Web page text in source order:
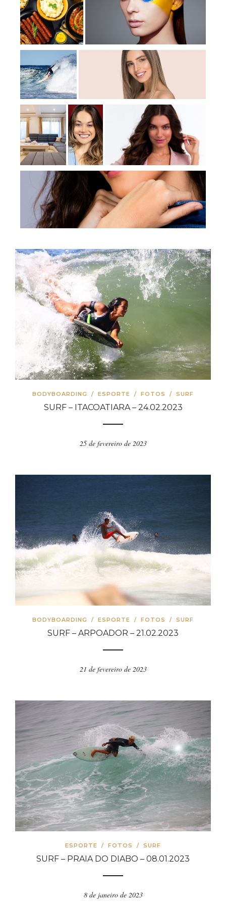
RESTAURANT
E
Gastronomia
Retratos
SURF -
ARMANDO
CABEÇA
Esportes
ANA LUIZA
Retratos
APARTAM
ENTO NO
BAIRRO
LEBLON
Imóveis
LAURA
REIMA
NN
Retratos
PRISCILA BOUIR -
PORTIFÓLIO 01
Retratos
PALOMA CHEDIAK
Retratos
BODYBOARDING / ESPORTE FOTOS /
SURF – ITACOATIARA – 24.02.2023
25 de fevereiro de 2023
BODYBOARDING/ ESPORTE/ FOTOS / SURF
SURF – ARPOADOR – 21.02.2023
21 de fevereiro de 2023
ESPORTE/ FOTOS/SURF
SURF – PRAIA DO DIABO – 08.01.2023
8 de janeiro de 2023